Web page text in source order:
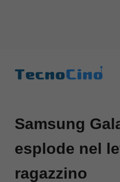
Samsung
esplode nel
ragazzino